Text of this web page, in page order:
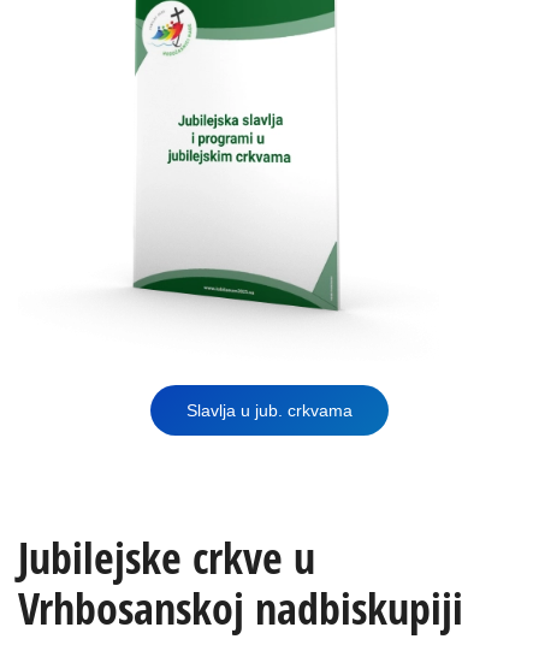
Slavlja u jub. crkvama
Jubilejske crkve u
Vrhbosanskoj nadbiskupiji